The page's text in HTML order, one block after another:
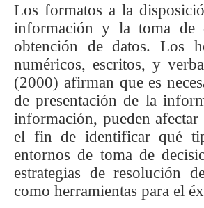
Los formatos a la
información y la toma de
obtención de datos. Los
numéricos, escritos, y
(2000) afirman que es
de presentación de la
información, pueden
el fin de identificar qué
entornos de toma de
estrategias de resolución
como herramientas para el